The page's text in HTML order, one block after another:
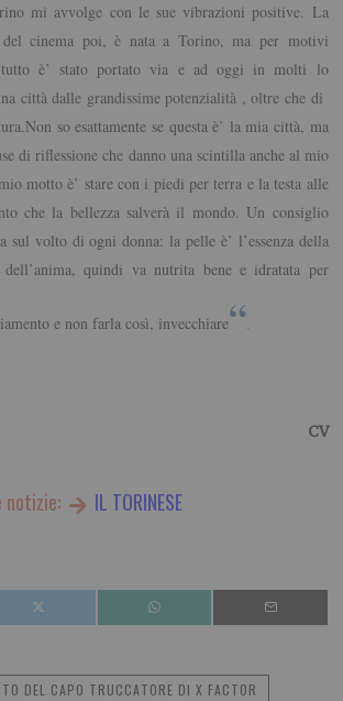
mi avvolge con le sue vibrazioni positive. La
cinema poi, è nata a Torino, ma per motivi
tutto è’ stato portato via e ad oggi in molti lo
città dalle grandissime potenzialità , oltre che di
so esattamente se questa è’ la mia città, ma
di riflessione che danno una scintilla anche al mio
motto è’ stare con i piedi per terra e la testa alle
che la bellezza salverà il mondo. Un consiglio
sul volto di ogni donna: la pelle è’ l’essenza della
dell’anima, quindi va nutrita bene e idratata per
e non farla così, invecchiare“.
CV
notizie: IL TORINESE
DEL CAPO TRUCCATORE DI X FACTOR